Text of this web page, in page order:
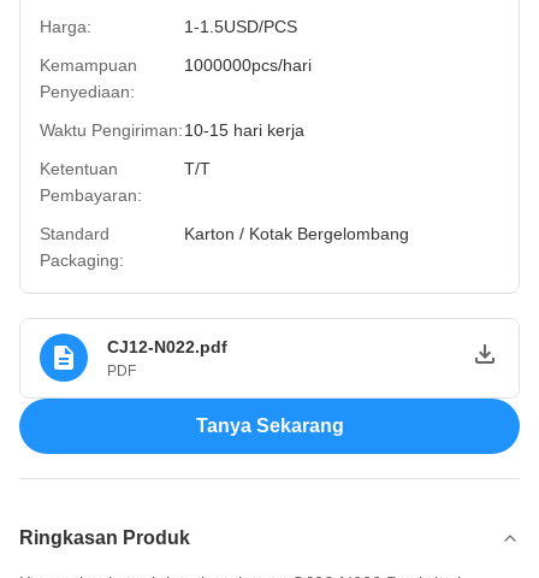
Harga:
1-1.5USD/PCS
Kemampuan
Penyediaan:
1000000pcs/hari
Waktu Pengiriman:10-15 hari kerja
Ketentuan
Pembayaran:
T/T
Standard
Packaging:
Karton / Kotak Bergelombang
CJ12-N022.pdf
PDF
Tanya Sekarang
Ringkasan Produk